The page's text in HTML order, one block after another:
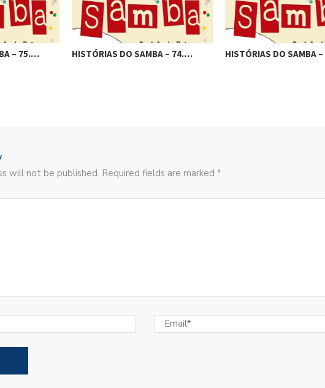
– 75.… HISTÓRIAS DO SAMBA – 74.… HISTÓRIAS DO SAMBA
will not be published. Required fields are marked *